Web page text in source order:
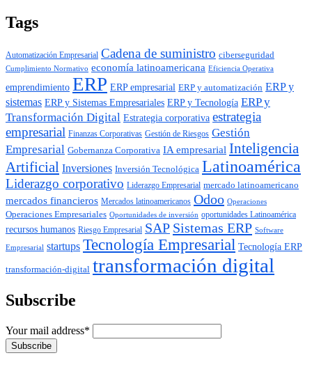
Tags
Automatización Empresarial Cadena de suministro ciberseguridad
Cumplimiento Normativo economía latinoamericana Eficiencia Operativa
emprendimiento ERP ERP empresarial ERP y automatización ERP y
sistemas ERP y Sistemas Empresariales ERP y Tecnología ERP y
Transformación Digital Estrategia corporativa estrategia
empresarial Finanzas Corporativas Gestión de Riesgos Gestión
Empresarial Gobernanza Corporativa IA empresarial Inteligencia
Artificial Inversiones Inversión Tecnológica Latinoamérica
Liderazgo corporativo Liderazgo Empresarial mercado latinoamericano
mercados financieros Mercados latinoamericanos Odoo Operaciones
Operaciones Empresariales Oportunidades de inversión oportunidades Latinoamérica
recursos humanos Riesgo Empresarial SAP Sistemas ERP Software
Empresarial startups Tecnología Empresarial Tecnología ERP
transformación-digital transformación digital
Subscribe
Your mail address*